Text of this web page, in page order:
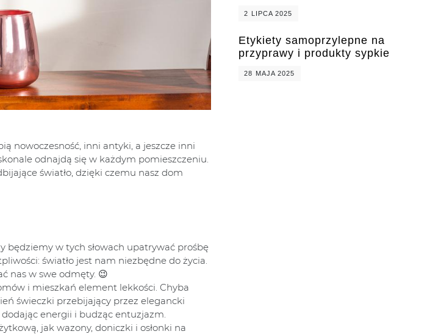
nowoczesność, inni antyki, a jeszcze inni
odnajdą się w każdym pomieszczeniu.
światło, dzięki czemu nasz dom
będziemy w tych słowach upatrywać prośbę
światło jest nam niezbędne do życia.
nas w swe odmęty. 😉
i mieszkań element lekkości. Chyba
świeczki przebijający przez elegancki
dodając energii i budząc entuzjazm.
jak wazony, doniczki i osłonki na
2 LIPCA 2025
Etykiety samoprzylepne na
przyprawy i produkty sypkie
28 MAJA 2025